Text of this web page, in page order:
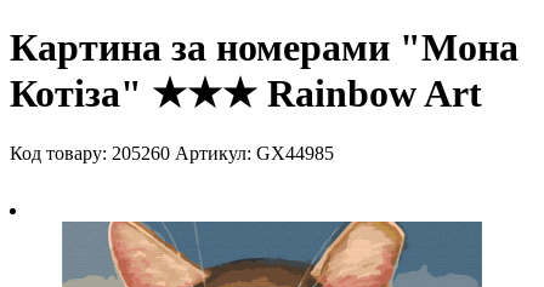
Картина за номерами "Мона
Котіза" ★★★ Rainbow Art
Код товару: 205260 Артикул: GX44985